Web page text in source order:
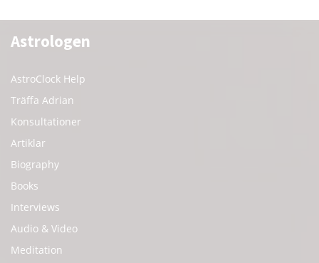
Astrologen
AstroClock Help
Träffa Adrian
Konsultationer
Artiklar
Biography
Books
Interviews
Audio & Video
Meditation